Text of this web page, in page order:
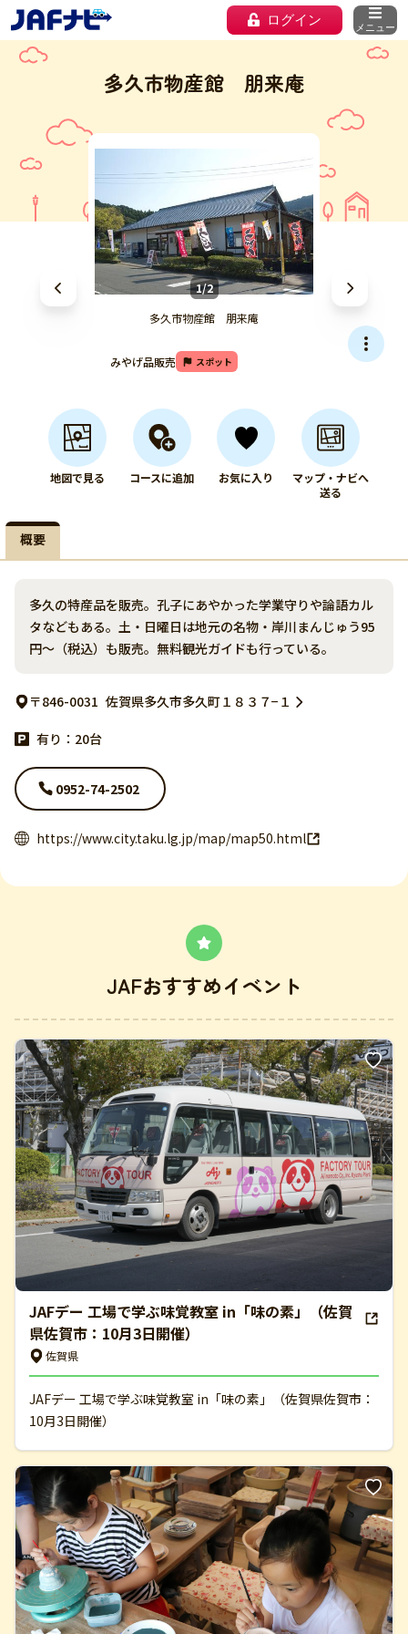
ログイン メニュー
多久市物産館 朋来庵
1/2
多久市物産館 朋来庵
みやげ品販売 スポット
地図で見る コースに追加 お気に入り
マップ・ナビへ
送る
概要
多久の特産品を販売。孔子にあやかった学業守りや論語カル
タなどもある。土・日曜日は地元の名物・岸川まんじゅう95
円〜（税込）も販売。無料観光ガイドも行っている。
〒846-0031 佐賀県多久市多久町１８３７−１
有り：20台
0952-74-2502
https://www.city.taku.lg.jp/map/map50.html
JAFおすすめイベント
JAFデー 工場で学ぶ味覚教室 in「味の素」（佐賀
県佐賀市：10月3日開催）
佐賀県
JAFデー 工場で学ぶ味覚教室 in「味の素」（佐賀県佐賀市：
10月3日開催）